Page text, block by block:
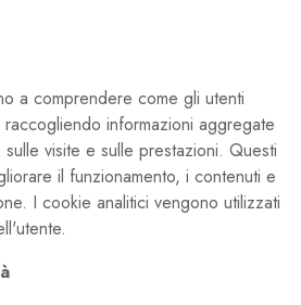
a comprendere come gli utenti
informazioni aggregate
visite e sulle prestazioni. Questi
il funzionamento, i contenuti e
I cookie analitici vengono utilizzati